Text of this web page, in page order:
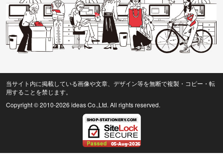
当サイト内に掲載している画像や文章、デザイン等を無断で複製・コピー・転
用することを禁じます。
Copyright © 2010-2026 ideas Co.,Ltd. All rights reserved.